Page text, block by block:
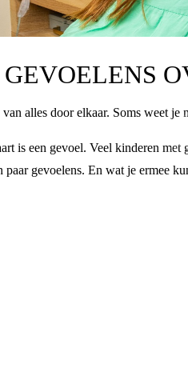
alles door elkaar. Soms weet
is een gevoel. Veel kinderen
gevoelens. En wat je ermee